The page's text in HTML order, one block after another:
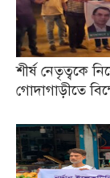
শীর্ষ নেতৃত্বকে
গোদাগাড়ীতে